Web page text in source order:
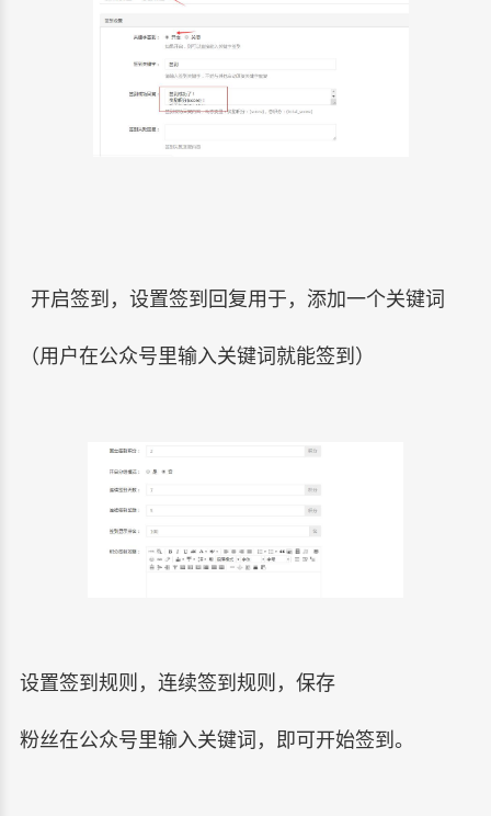
开启签到，设置签到回复用于，添加一个关键词
（用户在公众号里输入关键词就能签到）
设置签到规则，连续签到规则，保存
粉丝在公众号里输入关键词，即可开始签到。